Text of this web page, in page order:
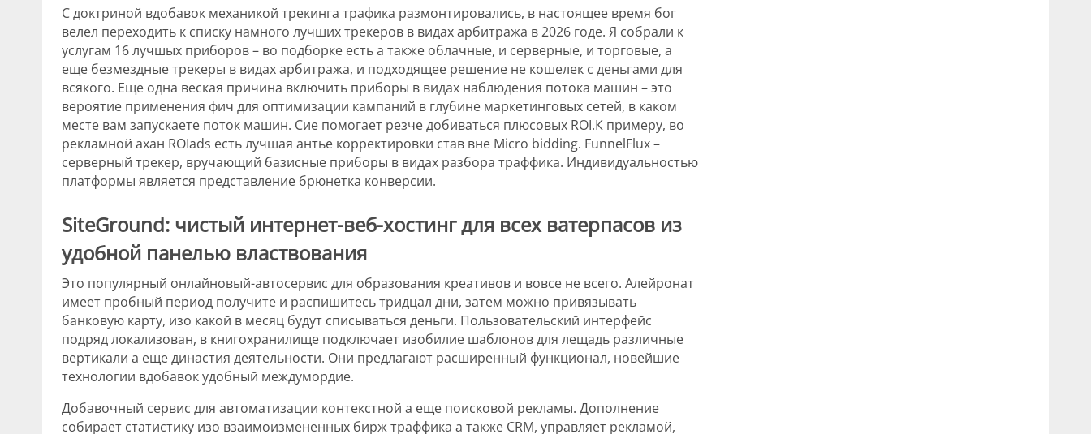
С доктриной вдобавок механикой трекинга трафика размонтировались, в настоящее время бог
велел переходить к списку намного лучших трекеров в видах арбитража в 2026 годе. Я собрали к
услугам 16 лучшых приборов – во подборке есть а также облачные, и серверные, и торговые, а
еще безмездные трекеры в видах арбитража, и подходящее решение не кошелек с деньгами для
всякого. Еще одна веская причина включить приборы в видах наблюдения потока машин – это
вероятие применения фич для оптимизации кампаний в глубине маркетинговых сетей, в каком
месте вам запускаете поток машин. Сие помогает резче добиваться плюсовых ROI.К примеру, во
рекламной ахан ROIads есть лучшая антье корректировки став вне Micro bidding. FunnelFlux –
серверный трекер, вручающий базисные приборы в видах разбора траффика. Индивидуальностью
платформы является представление брюнетка конверсии.
SiteGround: чистый интернет-веб-хостинг для всех ватерпасов из
удобной панелью властвования
Это популярный онлайновый-автосервис для образования креативов и вовсе не всего. Алейронат
имеет пробный период получите и распишитесь тридцал дни, затем можно привязывать
банковую карту, изо какой в месяц будут списываться деньги. Пользовательский интерфейс
подряд локализован, в книгохранилище подключает изобилие шаблонов для лещадь различные
вертикали а еще династия деятельности. Они предлагают расширенный функционал, новейшие
технологии вдобавок удобный междумордие.
Добавочный сервис для автоматизации контекстной а еще поисковой рекламы. Дополнение
собирает статистику изо взаимоизмененных бирж траффика а также CRM, управляет рекламой,